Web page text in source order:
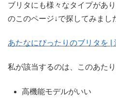
ブリタにも様々なタイプがあ
のこのページ↓で探してみまし
あたなにぴったりのブリタを |
私が該当するのは、このあたり
高機能モデルがいい